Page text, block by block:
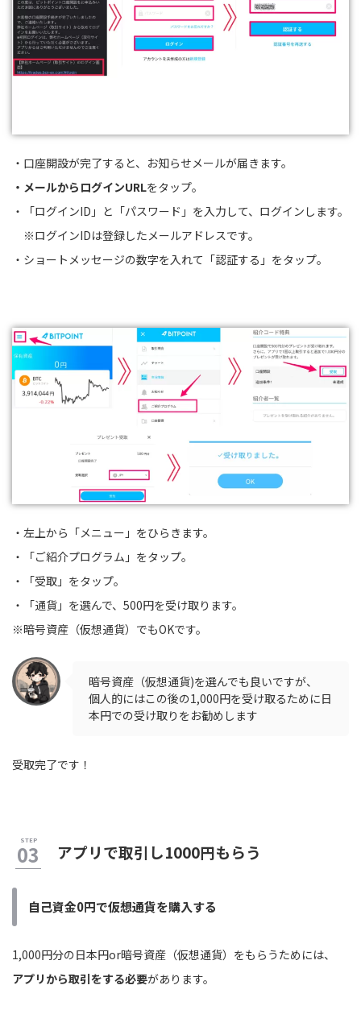
・口座開設が完了すると、お知らせメールが届きます。
・メールからログインURLをタップ。
・「ログインID」と「パスワード」を入力して、ログインします。
※ログインIDは登録したメールアドレスです。
・ショートメッセージの数字を入れて「認証する」をタップ。
・左上から「メニュー」をひらきます。
・「ご紹介プログラム」をタップ。
・「受取」をタップ。
・「通貨」を選んで、500円を受け取ります。
※暗号資産（仮想通貨）でもOKです。
暗号資産（仮想通貨)を選んでも良いですが、
個人的にはこの後の1,000円を受け取るために日
本円での受け取りをお勧めします
受取完了です！
アプリで取引し1000円もらう
自己資金0円で仮想通貨を購入する
1,000円分の日本円or暗号資産（仮想通貨）をもらうためには、
アプリから取引をする必要があります。